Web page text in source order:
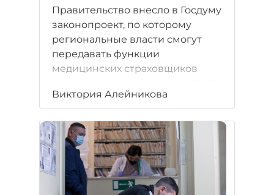
Правительство внесло в Госдуму
законопроект, по которому
региональные власти смогут
передавать функции
медицинских страховщиков
Виктория Алейникова